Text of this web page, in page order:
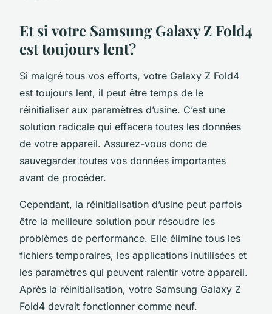
Et si votre Samsung Galaxy Z Fold4
est toujours lent?
Si malgré tous vos efforts, votre Galaxy Z Fold4
est toujours lent, il peut être temps de le
réinitialiser aux paramètres d’usine. C’est une
solution radicale qui effacera toutes les données
de votre appareil. Assurez-vous donc de
sauvegarder toutes vos données importantes
avant de procéder.
Cependant, la réinitialisation d’usine peut parfois
être la meilleure solution pour résoudre les
problèmes de performance. Elle élimine tous les
fichiers temporaires, les applications inutilisées et
les paramètres qui peuvent ralentir votre appareil.
Après la réinitialisation, votre Samsung Galaxy Z
Fold4 devrait fonctionner comme neuf.